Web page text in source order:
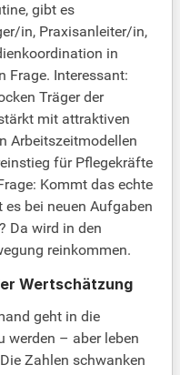
gibt es
in, Praxisanleiter/in,
in
Frage. Interessant:
Träger der
mit attraktiven
Arbeitszeitmodellen
für Pflegekräfte
Kommt das echte
bei neuen Aufgaben
Da wird in den
reinkommen.
Wertschätzung
geht in die
werden – aber leben
Zahlen schwanken